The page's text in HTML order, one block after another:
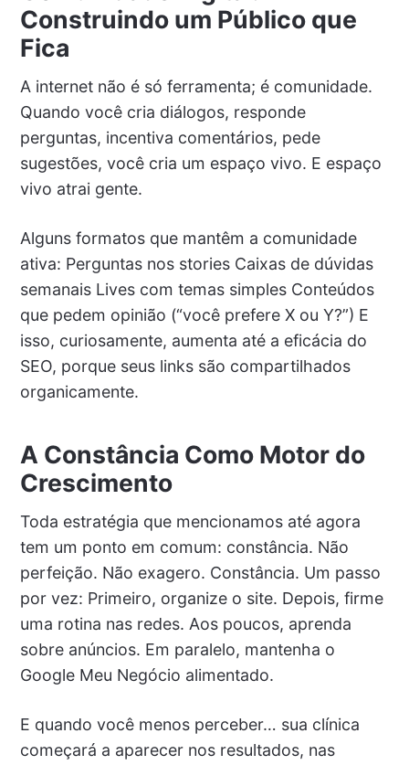
Construindo um Público que
Fica
A internet não é só ferramenta; é comunidade.
Quando você cria diálogos, responde
perguntas, incentiva comentários, pede
sugestões, você cria um espaço vivo. E espaço
vivo atrai gente.
Alguns formatos que mantêm a comunidade
ativa: Perguntas nos stories Caixas de dúvidas
semanais Lives com temas simples Conteúdos
que pedem opinião (“você prefere X ou Y?”) E
isso, curiosamente, aumenta até a eficácia do
SEO, porque seus links são compartilhados
organicamente.
A Constância Como Motor do
Crescimento
Toda estratégia que mencionamos até agora
tem um ponto em comum: constância. Não
perfeição. Não exagero. Constância. Um passo
por vez: Primeiro, organize o site. Depois, firme
uma rotina nas redes. Aos poucos, aprenda
sobre anúncios. Em paralelo, mantenha o
Google Meu Negócio alimentado.
E quando você menos perceber… sua clínica
começará a aparecer nos resultados, nas